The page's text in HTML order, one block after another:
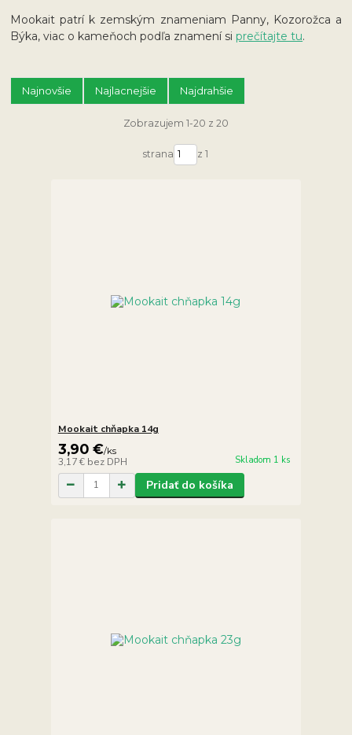
Mookait patrí k zemským znameniam Panny, Kozorožca a
Býka, viac o kameňoch podľa znamení siprečítajte tu.
Najnovšie Najlacnejšie Najdrahšie
Zobrazujem 1-20 z 20
strana z 1
Mookait chňapka 14g
3,90 €/ks
3,17 € bez DPH Skladom 1 ks
Pridať do košíka